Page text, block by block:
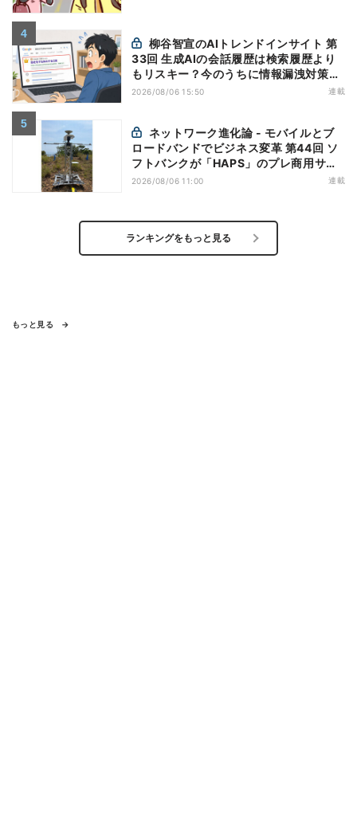
33回 生成AIの会話履歴は検索履歴より
もリスキー？今のうちに情報漏洩対策を
万全にしておこう
2026/08/06 15:50 連載
ロードバンドでビジネス変革 第44回 ソ
フトバンクが「HAPS」のプレ商用サー
ビス開始を表明、本格的な商用展開のめ
2026/08/06 11:00 連載
ランキングをもっと見る
もっと見る